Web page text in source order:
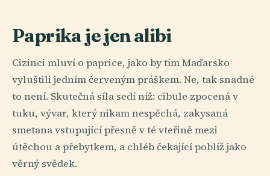
Paprika je jen alibi
Cizinci mluví o paprice, jako by tím Maďarsko
vyluštili jedním červeným práškem. Ne, tak snadné
to není. Skutečná síla sedí níž: cibule zpocená v
tuku, vývar, který nikam nespěchá, zakysaná
smetana vstupující přesně v té vteřině mezi
útěchou a přebytkem, a chléb čekající poblíž jako
věrný svědek.